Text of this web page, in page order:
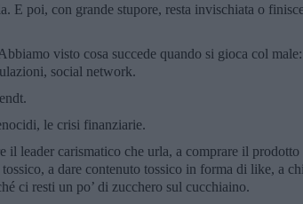
E poi, con grande stupore, resta invischiata o
visto cosa succede quando si gioca col
social network.
le crisi finanziarie.
il leader carismatico che urla, a comprare il
a dare contenuto tossico in forma di like, a
ci resti un po’ di zucchero sul cucchiaino.